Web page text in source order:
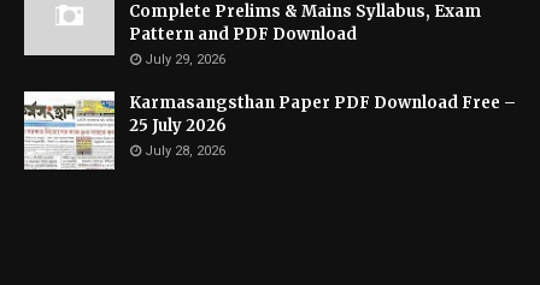
Complete Prelims & Mains Syllabus, Exam
Pattern and PDF Download
July 29, 2026
Karmasangsthan Paper PDF Download Free –
25 July 2026
July 28, 2026